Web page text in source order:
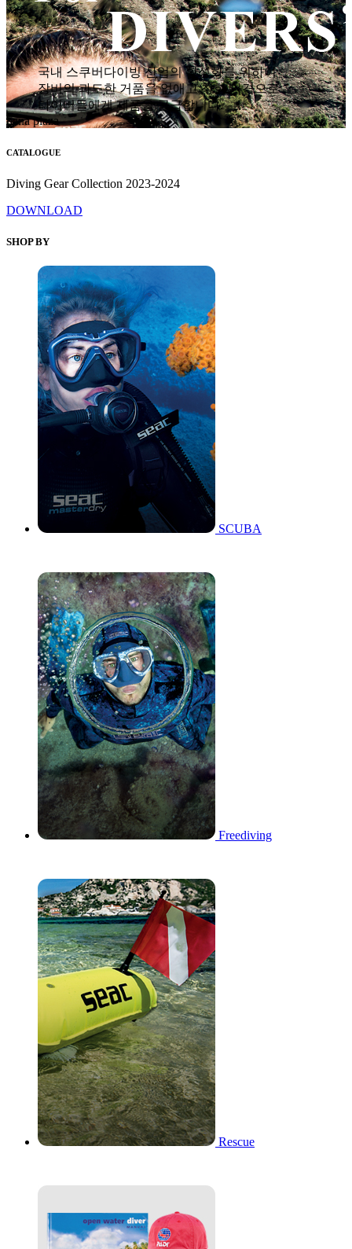
국내 스쿠버다이빙 산업의 활성화를 위하여
장비의 과도한 거품을 없애고 착한 가격으로
다이버들에게 제품을 공급합니다.
hana plaza
CATALOGUE
Diving Gear Collection 2023-2024
DOWNLOAD
SHOP BY
SCUBA
Freediving
Rescue